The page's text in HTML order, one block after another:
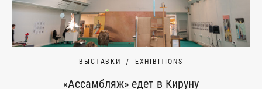
ВЫСТАВКИ EXHIBITIONS
«Ассамбляж» едет в Кируну